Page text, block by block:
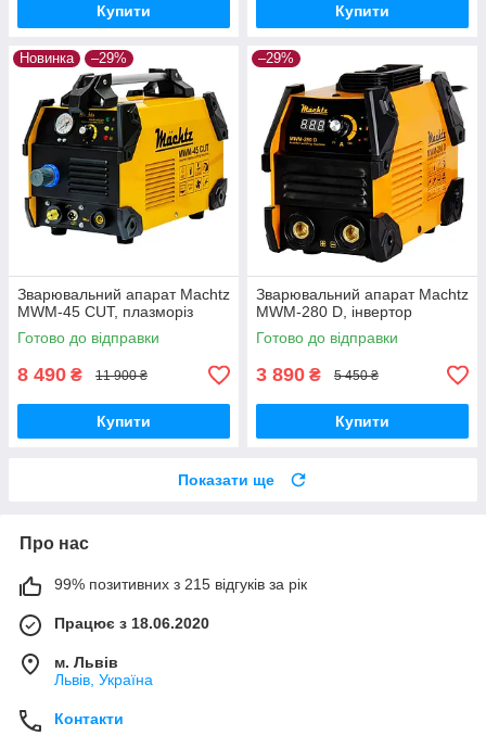
Купити Купити
Новинка –29%
Зварювальний апарат Mаchtz
MWM-45 CUT, плазморіз
Готово до відправки
8 490 ₴ 11 900 ₴
Купити
–29%
Зварювальний апарат Mаchtz
MWM-280 D, інвертор
Готово до відправки
3 890 ₴ 5 450 ₴
Купити
Показати ще
Про нас
99% позитивних з 215 відгуків за рік
Працює з 18.06.2020
м. Львів
Львів, Україна
Контакти